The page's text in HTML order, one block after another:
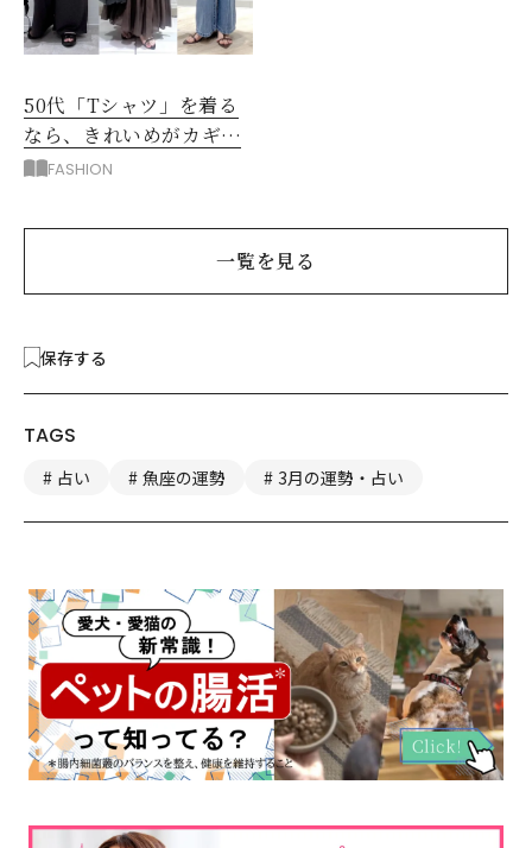
50代「Tシャツ」を着る
なら、きれいめがカギ！
部屋着に見えないコツ
FASHION
一覧を見る
保存する
TAGS
占い 魚座の運勢 3月の運勢・占い